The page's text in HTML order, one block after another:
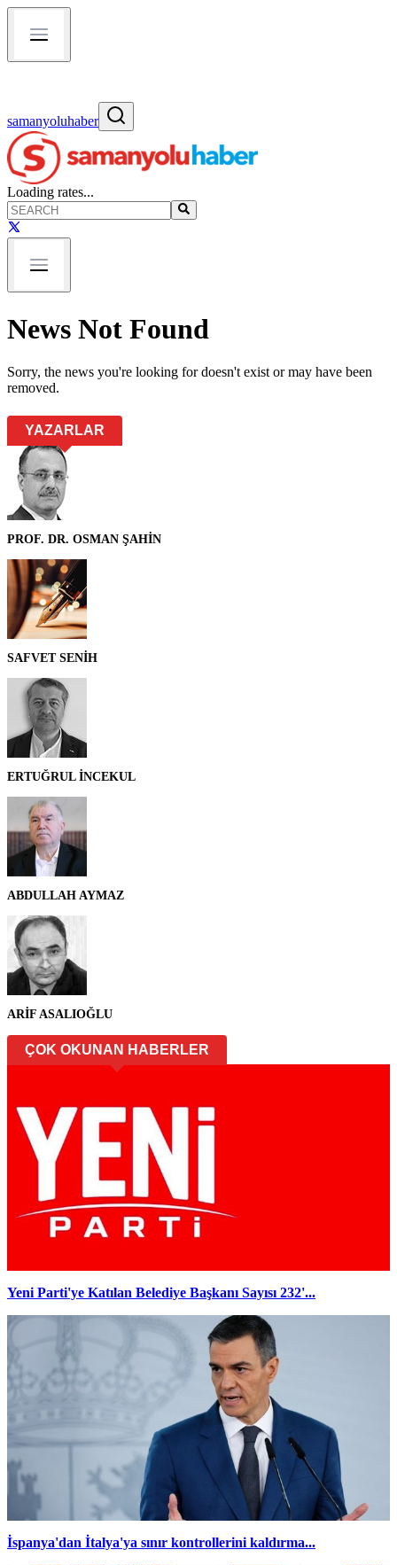
samanyoluhaber
Loading rates...
News Not Found
Sorry, the news you're looking for doesn't exist or may have been
removed.
YAZARLAR
PROF. DR. OSMAN ŞAHİN
SAFVET SENİH
ERTUĞRUL İNCEKUL
ABDULLAH AYMAZ
ARİF ASALIOĞLU
ÇOK OKUNAN HABERLER
Yeni Parti'ye Katılan Belediye Başkanı Sayısı 232'...
İspanya'dan İtalya'ya sınır kontrollerini kaldırma...